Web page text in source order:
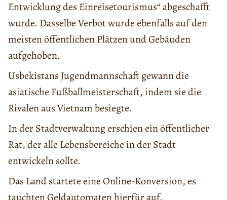
Entwicklung des Einreisetourismus“ abgeschafft
wurde. Dasselbe Verbot wurde ebenfalls auf den
meisten öffentlichen Plätzen und Gebäuden
aufgehoben.
Usbekistans Jugendmannschaft gewann die
asiatische Fußballmeisterschaft, indem sie die
Rivalen aus Vietnam besiegte.
In der Stadtverwaltung erschien ein öffentlicher
Rat, der alle Lebensbereiche in der Stadt
entwickeln sollte.
Das Land startete eine Online-Konversion, es